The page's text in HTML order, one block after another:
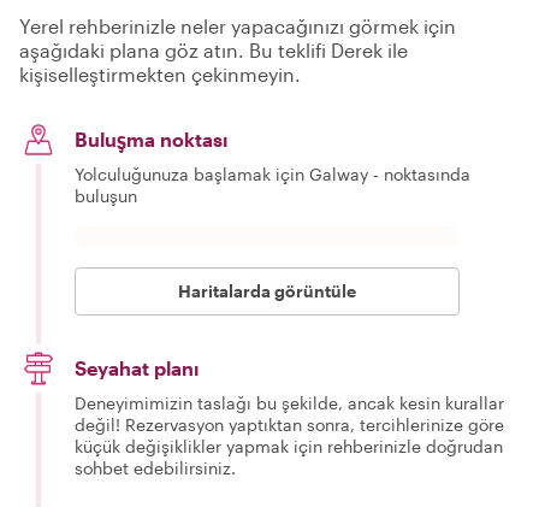
Yerel rehberinizle neler yapacağınızı görmek için
aşağıdaki plana göz atın. Bu teklifi Derek ile
kişiselleştirmekten çekinmeyin.
Buluşma noktası
Yolculuğunuza başlamak için Galway - noktasında
buluşun
Haritalarda görüntüle
Seyahat planı
Deneyimimizin taslağı bu şekilde, ancak kesin kurallar
değil! Rezervasyon yaptıktan sonra, tercihlerinize göre
küçük değişiklikler yapmak için rehberinizle doğrudan
sohbet edebilirsiniz.